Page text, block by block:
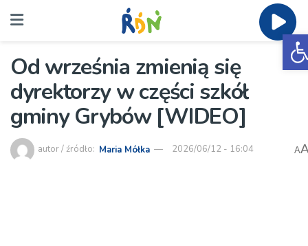
Od września zmienią się
dyrektorzy w części szkół
gminy Grybów [WIDEO]
autor / źródło: Maria Mółka 2026/06/12 - 16:04 A